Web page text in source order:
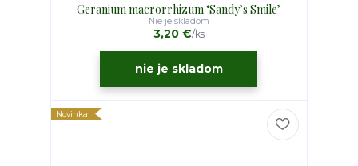
Geranium macrorrhizum ‘Sandy’s Smile’
3,20 €/ks
Nie je skladom
nie je skladom
Novinka